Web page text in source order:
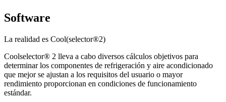
Software
La realidad es Cool(selector®2)
Coolselector® 2 lleva a cabo diversos cálculos objetivos para
determinar los componentes de refrigeración y aire acondicionado
que mejor se ajustan a los requisitos del usuario o mayor
rendimiento proporcionan en condiciones de funcionamiento
estándar.